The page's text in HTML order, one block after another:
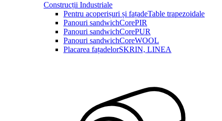
Construcții Industriale
Pentru acoperișuri și fațadeTable trapezoidale
Panouri sandwichCorePIR
Panouri sandwichCorePUR
Panouri sandwichCoreWOOL
Placarea fațadelorSKRIN, LINEA